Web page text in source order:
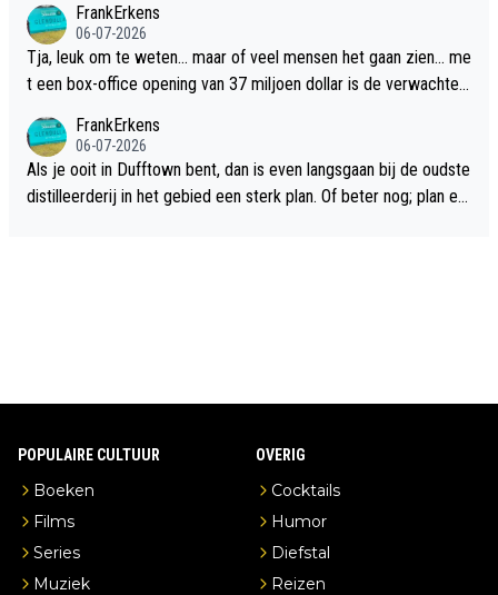
FrankErkens
06-07-2026
Tja, leuk om te weten... maar of veel mensen het gaan zien... me
t een box-office opening van 37 miljoen dollar is de verwachte
FrankErkens
06-07-2026
Als je ooit in Dufftown bent, dan is even langsgaan bij de oudste
distilleerderij in het gebied een sterk plan. Of beter nog; plan ee
POPULAIRE CULTUUR
Boeken
Films
Series
Muziek
OVERIG
Cocktails
Humor
Diefstal
Reizen